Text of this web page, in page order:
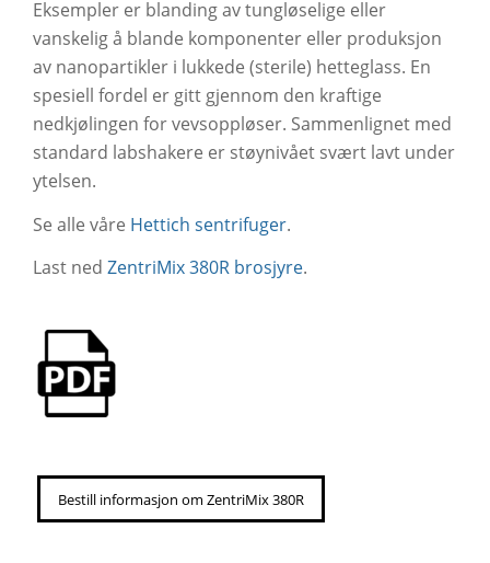
Eksempler er blanding av tungløselige eller
vanskelig å blande komponenter eller produksjon
av nanopartikler i lukkede (sterile) hetteglass. En
spesiell fordel er gitt gjennom den kraftige
nedkjølingen for vevsoppløser. Sammenlignet med
standard labshakere er støynivået svært lavt under
ytelsen.
Se alle våre Hettich sentrifuger.
Last ned ZentriMix 380R brosjyre.
Bestill informasjon om ZentriMix 380R